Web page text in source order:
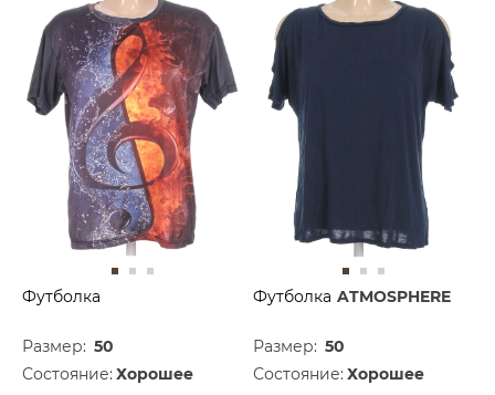
Футболка
Размер: 50
Состояние: Хорошее
Футболка ATMOSPHERE
Размер: 50
Состояние: Хорошее